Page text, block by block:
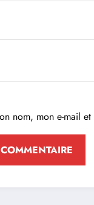
nom, mon e-mail